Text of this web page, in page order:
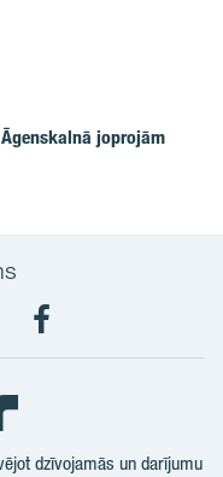
Āgenskalnā joprojām
Seko
dzīvojamās un darījumu